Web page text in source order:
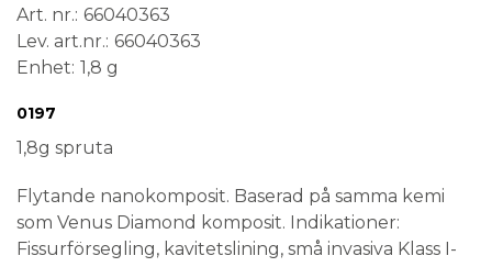
Art. nr. 66040363
Lev. art.nr. 66040363
Enhet 1,8 g
Medical Device
0197
1,8g spruta
Flytande nanokomposit. Baserad på samma kemi
som Venus Diamond komposit. Indikationer:
Fissurförsegling, kavitetslining, små invasiva Klass I-